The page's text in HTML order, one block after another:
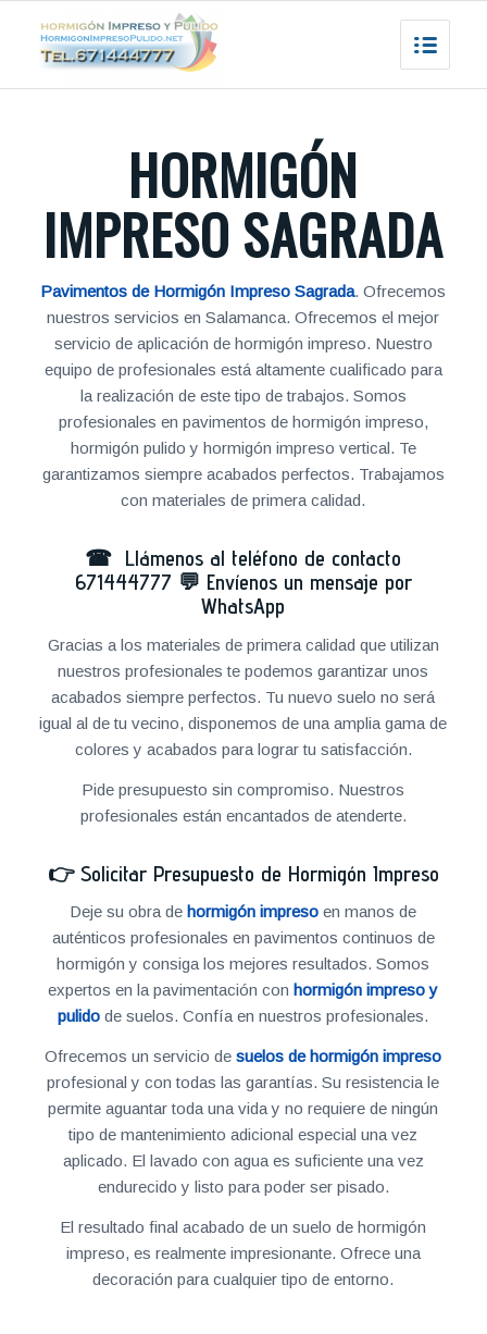
HORMIGÓN
IMPRESO SAGRADA
Pavimentos de Hormigón Impreso Sagrada. Ofrecemos
nuestros servicios en Salamanca. Ofrecemos el mejor
servicio de aplicación de hormigón impreso. Nuestro
equipo de profesionales está altamente cualificado para
la realización de este tipo de trabajos. Somos
profesionales en pavimentos de hormigón impreso,
hormigón pulido y hormigón impreso vertical. Te
garantizamos siempre acabados perfectos. Trabajamos
con materiales de primera calidad.
☎ Llámenos al teléfono de contacto
671444777 💬 Envíenos un mensaje por
WhatsApp
Gracias a los materiales de primera calidad que utilizan
nuestros profesionales te podemos garantizar unos
acabados siempre perfectos. Tu nuevo suelo no será
igual al de tu vecino, disponemos de una amplia gama de
colores y acabados para lograr tu satisfacción.
Pide presupuesto sin compromiso. Nuestros
profesionales están encantados de atenderte.
👉 Solicitar Presupuesto de Hormigón Impreso
Deje su obra dehormigón impreso en manos de
auténticos profesionales en pavimentos continuos de
hormigón y consiga los mejores resultados. Somos
expertos en la pavimentación conhormigón impreso y
pulido de suelos. Confía en nuestros profesionales.
Ofrecemos un servicio desuelos de hormigón impreso
profesional y con todas las garantías. Su resistencia le
permite aguantar toda una vida y no requiere de ningún
tipo de mantenimiento adicional especial una vez
aplicado. El lavado con agua es suficiente una vez
endurecido y listo para poder ser pisado.
El resultado final acabado de un suelo de hormigón
impreso, es realmente impresionante. Ofrece una
decoración para cualquier tipo de entorno.